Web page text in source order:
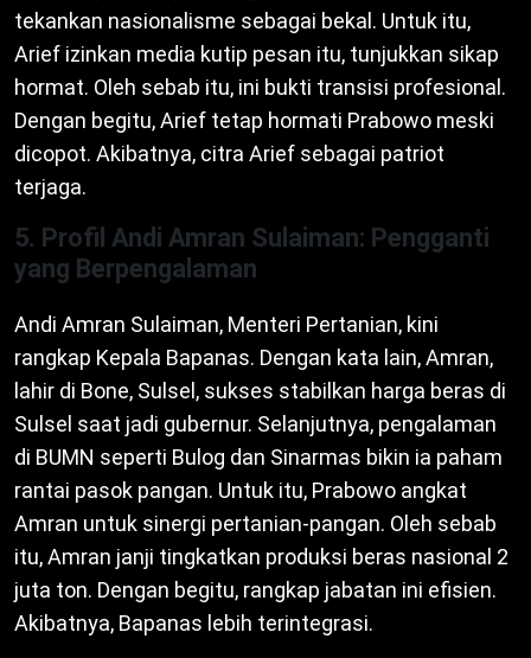
tekankan nasionalisme sebagai bekal. Untuk itu,
Arief izinkan media kutip pesan itu, tunjukkan sikap
hormat. Oleh sebab itu, ini bukti transisi profesional.
Dengan begitu, Arief tetap hormati Prabowo meski
dicopot. Akibatnya, citra Arief sebagai patriot
terjaga.
5. Profil Andi Amran Sulaiman: Pengganti
yang Berpengalaman
Andi Amran Sulaiman, Menteri Pertanian, kini
rangkap Kepala Bapanas. Dengan kata lain, Amran,
lahir di Bone, Sulsel, sukses stabilkan harga beras di
Sulsel saat jadi gubernur. Selanjutnya, pengalaman
di BUMN seperti Bulog dan Sinarmas bikin ia paham
rantai pasok pangan. Untuk itu, Prabowo angkat
Amran untuk sinergi pertanian-pangan. Oleh sebab
itu, Amran janji tingkatkan produksi beras nasional 2
juta ton. Dengan begitu, rangkap jabatan ini efisien.
Akibatnya, Bapanas lebih terintegrasi.